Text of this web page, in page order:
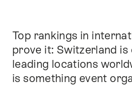
llevan
directamente
a
los
puntos
Introducción
Top rankings in
prove it: Switzerland is
leading locations
is something event